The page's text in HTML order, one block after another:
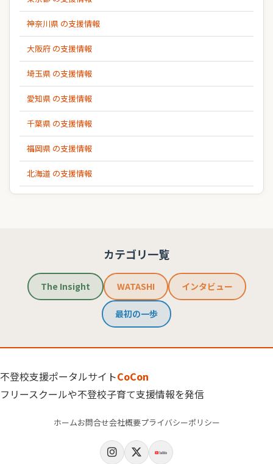
神奈川県 の支援情報
大阪府 の支援情報
埼玉県 の支援情報
愛知県 の支援情報
千葉県 の支援情報
福岡県 の支援情報
北海道 の支援情報
カテゴリ一覧
The Insight WATASHI インタビュー
最初の一歩
不登校支援ポータルサイトCoCon
フリースクールや不登校子育て支援情報を発信
ホームお問合せ会社概要プライバシーポリシー